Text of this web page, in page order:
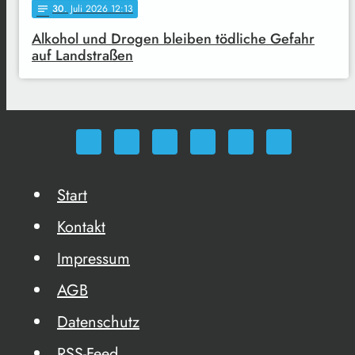
notes 30. Juli 2026 12:13
Alkohol und Drogen bleiben tödliche Gefahr
auf Landstraßen
Start
Kontakt
Impressum
AGB
Datenschutz